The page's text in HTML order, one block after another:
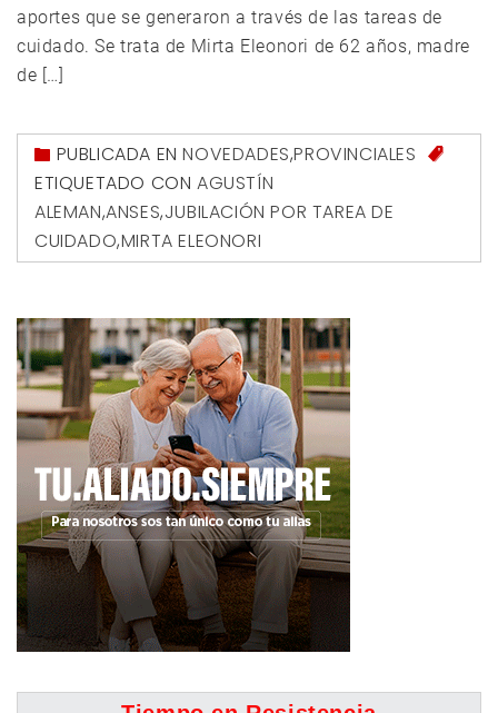
aportes que se generaron a través de las tareas de
cuidado. Se trata de Mirta Eleonori de 62 años, madre
de […]
PUBLICADA ENNOVEDADES,PROVINCIALES
ETIQUETADO CON AGUSTÍN
ALEMAN,ANSES,JUBILACIÓN POR TAREA DE
CUIDADO,MIRTA ELEONORI